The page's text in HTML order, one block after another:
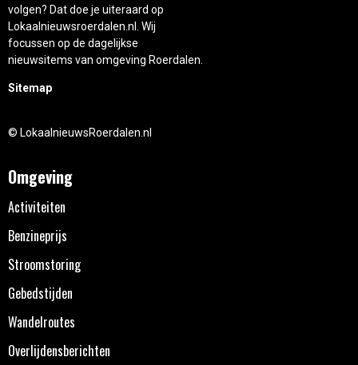
volgen? Dat doe je uiteraard op
Lokaalnieuwsroerdalen.nl. Wij
focussen op de dagelijkse
nieuwsitems van omgeving Roerdalen.
Sitemap
© LokaalnieuwsRoerdalen.nl
Omgeving
Activiteiten
Benzineprijs
Stroomstoring
Gebedstijden
Wandelroutes
Overlijdensberichten